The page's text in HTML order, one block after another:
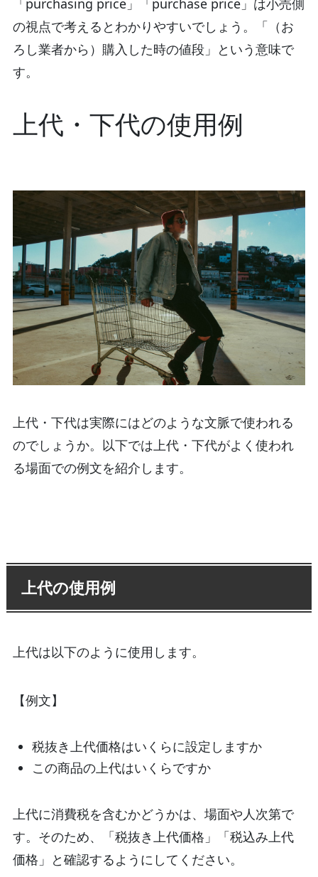
「purchasing price」「purchase price」は小売側
の視点で考えるとわかりやすいでしょう。「（お
ろし業者から）購入した時の値段」という意味で
す。
上代・下代の使用例
上代・下代は実際にはどのような文脈で使われる
のでしょうか。以下では上代・下代がよく使われ
る場面での例文を紹介します。
上代の使用例
上代は以下のように使用します。
【例文】
税抜き上代価格はいくらに設定しますか
この商品の上代はいくらですか
上代に消費税を含むかどうかは、場面や人次第で
す。そのため、「税抜き上代価格」「税込み上代
価格」と確認するようにしてください。